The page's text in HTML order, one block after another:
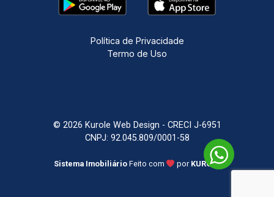
Política de Privacidade
Termo de Uso
© 2026 Kurole Web Design - CRECI J-6951
CNPJ: 92.045.809/0001-58
Sistema Imobiliário Feito com por KUROLE